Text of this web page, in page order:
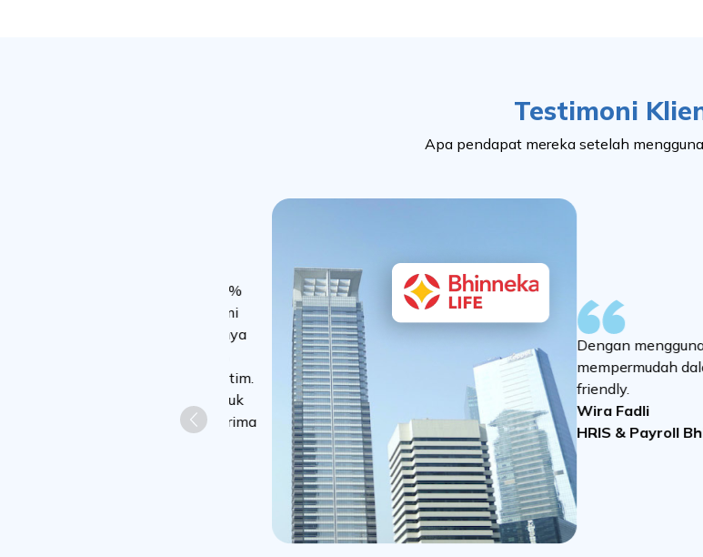
Testimoni
Apa pendapat mereka setelah
Dengan menggunakan
mempermudah dalam
friendly.
Wira Fadli
HRIS & Payroll
Previous